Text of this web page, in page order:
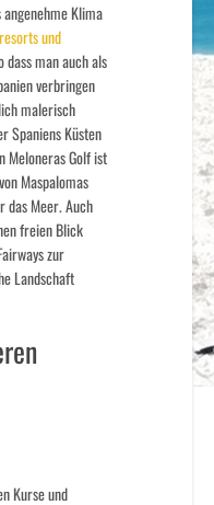
Klima
und
dass man auch als
verbringen
malerisch
Spaniens Küsten
Meloneras Golf ist
Maspalomas
das Meer. Auch
freien Blick
zur
Landschaft
Kurse und